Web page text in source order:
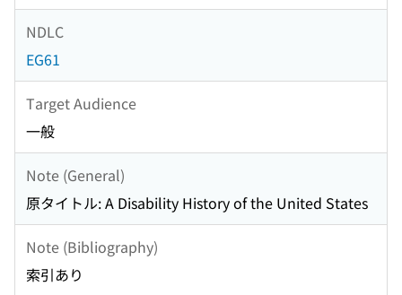
NDLC
EG61
Target Audience
一般
Note (General)
原タイトル: A Disability History of the United States
Note (Bibliography)
索引あり